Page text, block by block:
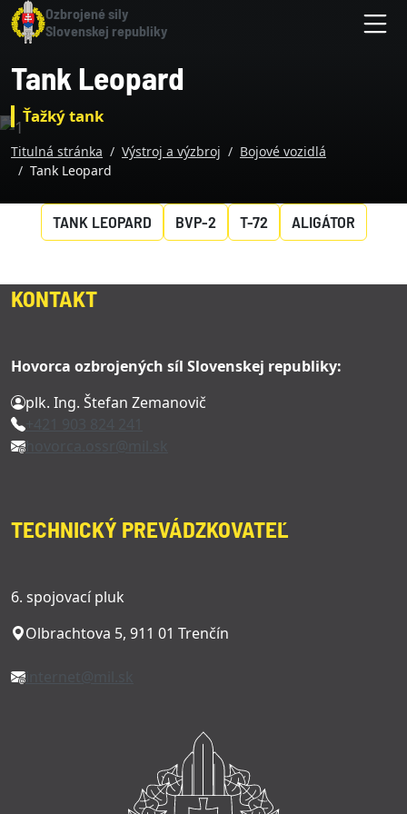
Skočiť na hlavnú navigáciu
Skočiť na obsah
Skočiť na bočnú lištu
Skočiť na pätičku
Ozbrojené sily
Slovenskej republiky
Hlavný obsah stránky
Tank Leopard
Ťažký tank
Titulná stránka Výstroj a výzbroj
Bojové vozidlá
Tank Leopard
TANK LEOPARD BVP-2 T-72 ALIGÁTOR
KONTAKT
Hovorca ozbrojených síl Slovenskej republiky:
plk. Ing. Štefan Zemanovič
TECHNICKÝ PREVÁDZKOVATEĽ
6. spojovací pluk
Olbrachtova 5, 911 01 Trenčín